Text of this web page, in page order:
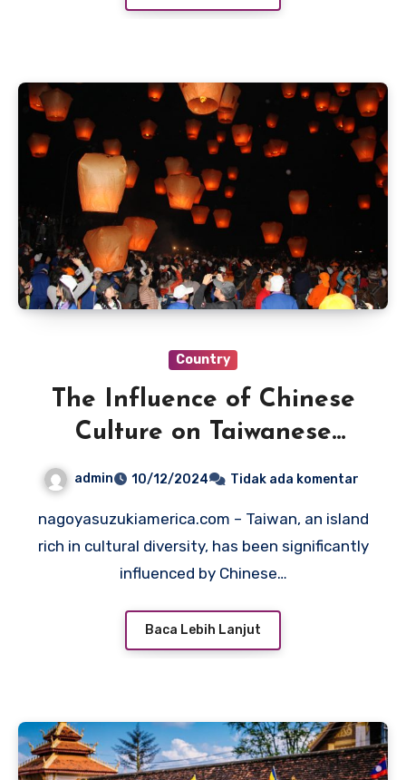
Country
The Influence of Chinese
Culture on Taiwanese
admin 10/12/2024 Tidak ada komentar
nagoyasuzukiamerica.com – Taiwan, an island
rich in cultural diversity, has been significantly
influenced by Chinese…
Baca Lebih Lanjut